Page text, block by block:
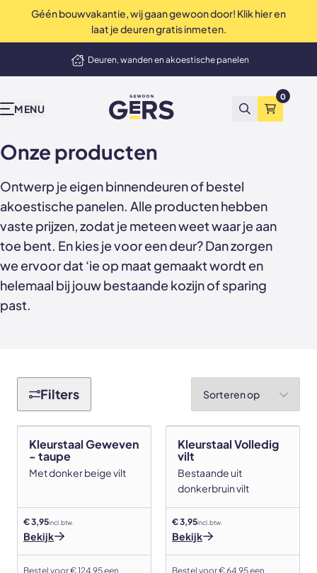
Géén bouwvakantie, wij gaan gewoon door! Klik hier en
laat je deuren gratis inmeten.
Perfecte service tot in de puntjes
MENU
GewoonGers
Zoeken
0
Onze producten
Deuren met kozijn
Taatsdeuren
Schuifdeuren
Deur- wand combinaties
Sample sale
Accessoires
Inspiratie & advies
Keuzehulp
Advies video's
Stalen deuren
Stalen opdekdeuren
Stalen taatsdeuren
Stalen binnendeuren
Akoestische panelen
GewoonGers deuren outlet
Bekend van tv
Wij zijn Gers
Waarom GewoonGers
Levering & betaling
Wij zijn GewoonGers
Team
Vacatures
Contact
Terugbelafspraak
Afspraak aan huis
Offerte aanvragen
Showrooms
Showrooms
Showroom & fabriek Vlaardingen
Onze producten
Ontwerp je eigen binnendeuren of bestel
akoestische panelen. Alle producten hebben
vaste prijzen, zodat je meteen weet waar je aan
toe bent. En kies je voor een deur? Dan zorgen
we ervoor dat ‘ie op maat gemaakt wordt en
helemaal bij jouw bestaande kozijn of sparing
past.
Filters
Kleurstaal Geweven
- taupe
Met donker beige vilt
€ 3,95incl. btw.
Bekijk
Bestel voor € 124,95 een
Kleurstaal Volledig
vilt
Bestaande uit
donkerbruin vilt
€ 3,95incl. btw.
Bekijk
Bestel voor € 64,95 een